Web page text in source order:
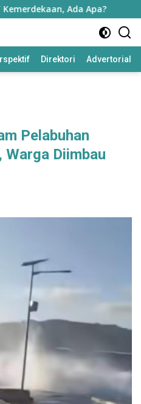
Ada Apa?
Direktori Advertorial
Pelabuhan
Diimbau